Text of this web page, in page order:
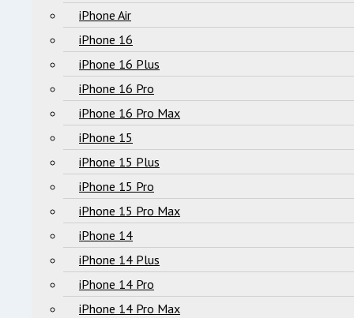
iPhone Air
iPhone 16
iPhone 16 Plus
iPhone 16 Pro
iPhone 16 Pro Max
iPhone 15
iPhone 15 Plus
iPhone 15 Pro
iPhone 15 Pro Max
iPhone 14
iPhone 14 Plus
iPhone 14 Pro
iPhone 14 Pro Max